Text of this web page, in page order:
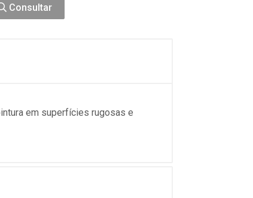
Consultar
em superfícies rugosas e